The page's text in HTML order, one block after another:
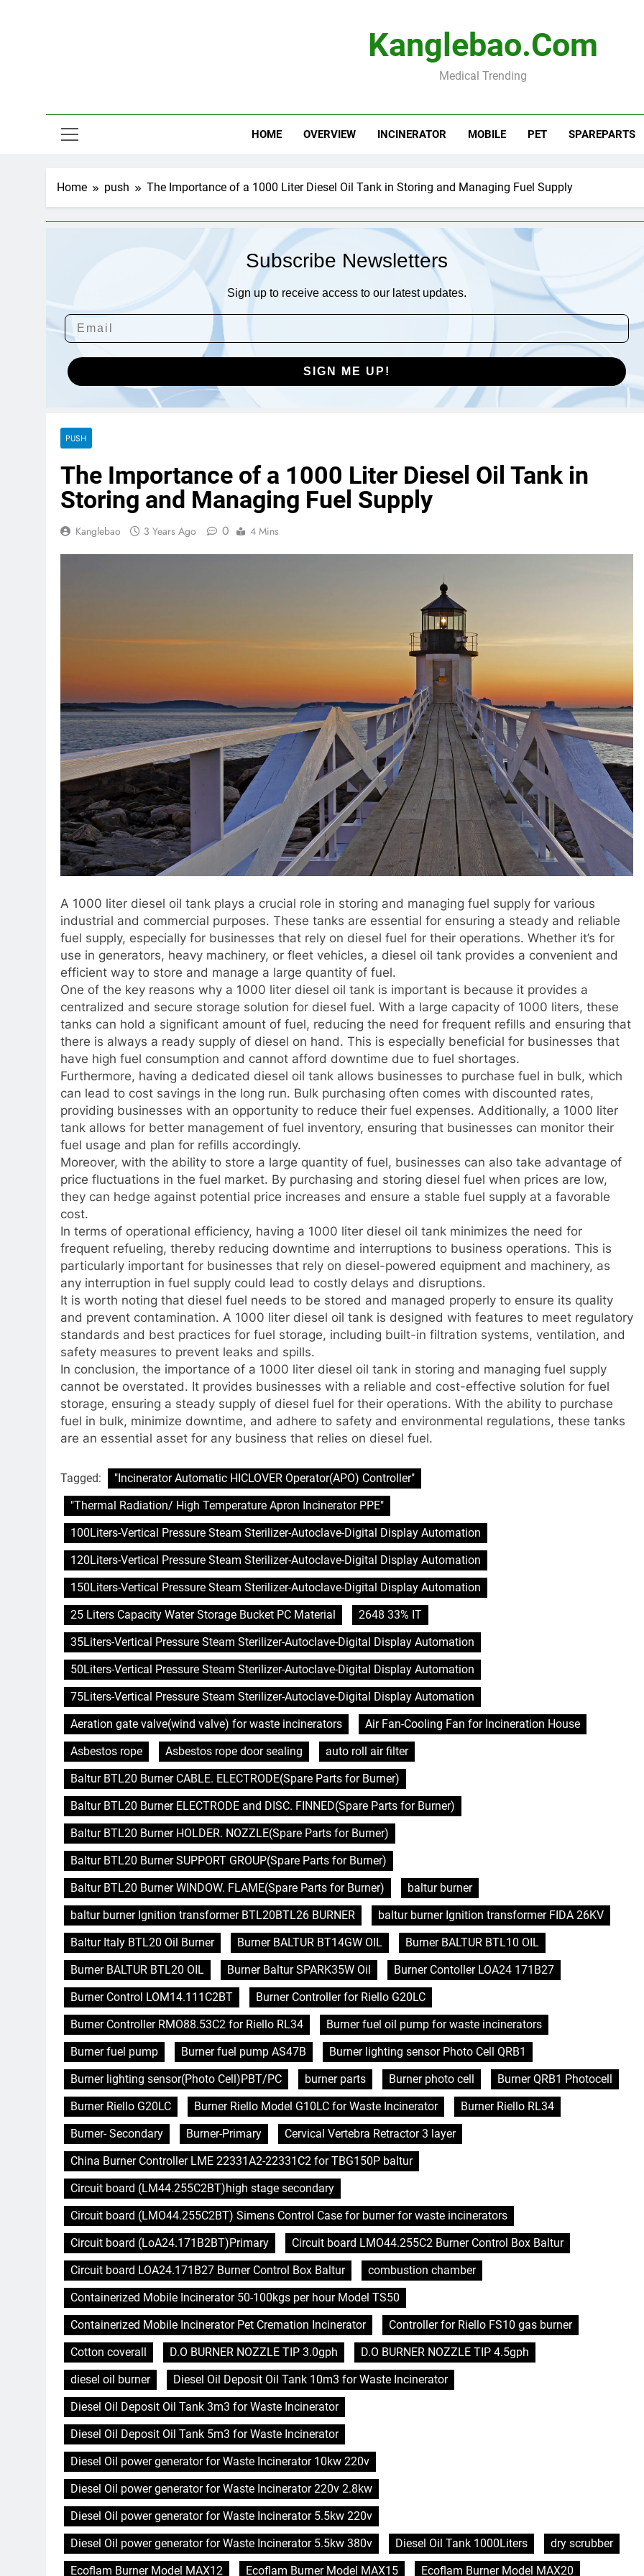
Kanglebao.com
Medical Trending
HOME OVERVIEW INCINERATOR MOBILE PET SPAREPARTS
Home push The Importance of a 1000 Liter Diesel Oil Tank in Storing and Managing Fuel Supply
Subscribe Newsletters
Sign up to receive access to our latest updates.
SIGN ME UP!
PUSH
The Importance of a 1000 Liter Diesel Oil Tank in
Storing and Managing Fuel Supply
Kanglebao 3 Years Ago 0 4 Mins
A 1000 liter diesel oil tank plays a crucial role in storing and managing fuel supply for various
industrial and commercial purposes. These tanks are essential for ensuring a steady and reliable
fuel supply, especially for businesses that rely on diesel fuel for their operations. Whether it’s for
use in generators, heavy machinery, or fleet vehicles, a diesel oil tank provides a convenient and
efficient way to store and manage a large quantity of fuel.
One of the key reasons why a 1000 liter diesel oil tank is important is because it provides a
centralized and secure storage solution for diesel fuel. With a large capacity of 1000 liters, these
tanks can hold a significant amount of fuel, reducing the need for frequent refills and ensuring that
there is always a ready supply of diesel on hand. This is especially beneficial for businesses that
have high fuel consumption and cannot afford downtime due to fuel shortages.
Furthermore, having a dedicated diesel oil tank allows businesses to purchase fuel in bulk, which
can lead to cost savings in the long run. Bulk purchasing often comes with discounted rates,
providing businesses with an opportunity to reduce their fuel expenses. Additionally, a 1000 liter
tank allows for better management of fuel inventory, ensuring that businesses can monitor their
fuel usage and plan for refills accordingly.
Moreover, with the ability to store a large quantity of fuel, businesses can also take advantage of
price fluctuations in the fuel market. By purchasing and storing diesel fuel when prices are low,
they can hedge against potential price increases and ensure a stable fuel supply at a favorable
cost.
In terms of operational efficiency, having a 1000 liter diesel oil tank minimizes the need for
frequent refueling, thereby reducing downtime and interruptions to business operations. This is
particularly important for businesses that rely on diesel-powered equipment and machinery, as
any interruption in fuel supply could lead to costly delays and disruptions.
It is worth noting that diesel fuel needs to be stored and managed properly to ensure its quality
and prevent contamination. A 1000 liter diesel oil tank is designed with features to meet regulatory
standards and best practices for fuel storage, including built-in filtration systems, ventilation, and
safety measures to prevent leaks and spills.
In conclusion, the importance of a 1000 liter diesel oil tank in storing and managing fuel supply
cannot be overstated. It provides businesses with a reliable and cost-effective solution for fuel
storage, ensuring a steady supply of diesel fuel for their operations. With the ability to purchase
fuel in bulk, minimize downtime, and adhere to safety and environmental regulations, these tanks
are an essential asset for any business that relies on diesel fuel.
Tagged:
"Incinerator Automatic HICLOVER Operator(APO) Controller"
"Thermal Radiation/ High Temperature Apron Incinerator PPE"
100Liters-Vertical Pressure Steam Sterilizer-Autoclave-Digital Display Automation
120Liters-Vertical Pressure Steam Sterilizer-Autoclave-Digital Display Automation
150Liters-Vertical Pressure Steam Sterilizer-Autoclave-Digital Display Automation
25 Liters Capacity Water Storage Bucket PC Material
2648 33% IT
35Liters-Vertical Pressure Steam Sterilizer-Autoclave-Digital Display Automation
50Liters-Vertical Pressure Steam Sterilizer-Autoclave-Digital Display Automation
75Liters-Vertical Pressure Steam Sterilizer-Autoclave-Digital Display Automation
Aeration gate valve(wind valve) for waste incinerators
Air Fan-Cooling Fan for Incineration House
Asbestos rope
Asbestos rope door sealing
auto roll air filter
Baltur BTL20 Burner CABLE. ELECTRODE(Spare Parts for Burner)
Baltur BTL20 Burner ELECTRODE and DISC. FINNED(Spare Parts for Burner)
Baltur BTL20 Burner HOLDER. NOZZLE(Spare Parts for Burner)
Baltur BTL20 Burner SUPPORT GROUP(Spare Parts for Burner)
Baltur BTL20 Burner WINDOW. FLAME(Spare Parts for Burner)
baltur burner
baltur burner Ignition transformer BTL20BTL26 BURNER
baltur burner Ignition transformer FIDA 26KV
Baltur Italy BTL20 Oil Burner
Burner BALTUR BT14GW OIL
Burner BALTUR BTL10 OIL
Burner BALTUR BTL20 OIL
Burner Baltur SPARK35W Oil
Burner Contoller LOA24 171B27
Burner Control LOM14.111C2BT
Burner Controller for Riello G20LC
Burner Controller RMO88.53C2 for Riello RL34
Burner fuel oil pump for waste incinerators
Burner fuel pump
Burner fuel pump AS47B
Burner lighting sensor Photo Cell QRB1
Burner lighting sensor(Photo Cell)PBT/PC
burner parts Burner photo cell
Burner QRB1 Photocell
Burner Riello G20LC
Burner Riello Model G10LC for Waste Incinerator
Burner Riello RL34
Burner- Secondary
Burner-Primary
Cervical Vertebra Retractor 3 layer
China Burner Controller LME 22331A2-22331C2 for TBG150P baltur
Circuit board (LM44.255C2BT)high stage secondary
Circuit board (LMO44.255C2BT) Simens Control Case for burner for waste incinerators
Circuit board (LoA24.171B2BT)Primary
Circuit board LMO44.255C2 Burner Control Box Baltur
Circuit board LOA24.171B27 Burner Control Box Baltur
combustion chamber
Containerized Mobile Incinerator 50-100kgs per hour Model TS50
Containerized Mobile Incinerator Pet Cremation Incinerator
Controller for Riello FS10 gas burner
Cotton coverall
D.O BURNER NOZZLE TIP 3.0gph
D.O BURNER NOZZLE TIP 4.5gph
diesel oil burner
Diesel Oil Deposit Oil Tank 10m3 for Waste Incinerator
Diesel Oil Deposit Oil Tank 3m3 for Waste Incinerator
Diesel Oil Deposit Oil Tank 5m3 for Waste Incinerator
Diesel Oil power generator for Waste Incinerator 10kw 220v
Diesel Oil power generator for Waste Incinerator 220v 2.8kw
Diesel Oil power generator for Waste Incinerator 5.5kw 220v
Diesel Oil power generator for Waste Incinerator 5.5kw 380v
Diesel Oil Tank 1000Liters
dry scrubber
Ecoflam Burner Model MAX12
Ecoflam Burner Model MAX15 Ecoflam Burner Model MAX20